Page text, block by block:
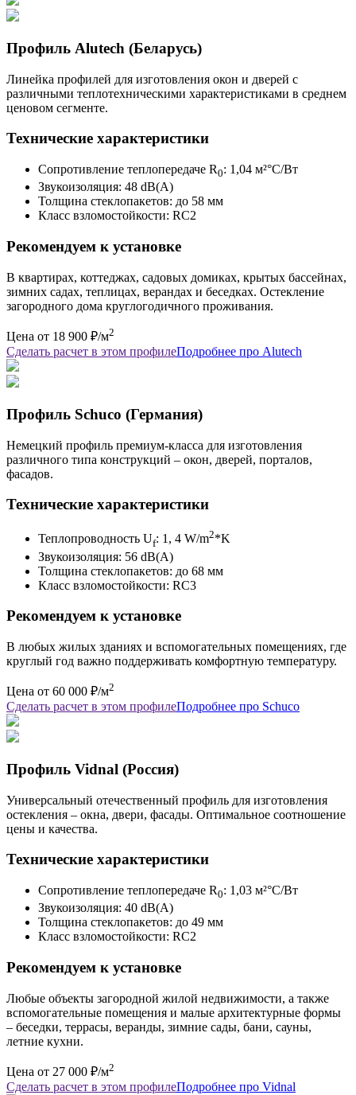
Профиль Alutech (Беларусь)
Линейка профилей для изготовления окон и дверей с
различными теплотехническими характеристиками в среднем
ценовом сегменте.
Технические характеристики
Сопротивление теплопередаче R0: 1,04 м²°С/Вт
Звукоизоляция: 48 dB(A)
Толщина стеклопакетов: до 58 мм
Класс взломостойкости: RC2
Рекомендуем к установке
В квартирах, коттеджах, садовых домиках, крытых бассейнах,
зимних садах, теплицах, верандах и беседках. Остекление
загородного дома круглогодичного проживания.
Цена от 18 900 ₽/м2
Сделать расчет в этом профилеПодробнее про Alutech
Профиль Schuco (Германия)
Немецкий профиль премиум-класса для изготовления
различного типа конструкций – окон, дверей, порталов,
фасадов.
Технические характеристики
Теплопроводность Uf: 1, 4 W/m2*K
Звукоизоляция: 56 dB(A)
Толщина стеклопакетов: до 68 мм
Класс взломостойкости: RC3
Рекомендуем к установке
В любых жилых зданиях и вспомогательных помещениях, где
круглый год важно поддерживать комфортную температуру.
Цена от 60 000 ₽/м2
Сделать расчет в этом профилеПодробнее про Schuco
Профиль Vidnal (Россия)
Универсальный отечественный профиль для изготовления
остекления – окна, двери, фасады. Оптимальное соотношение
цены и качества.
Технические характеристики
Сопротивление теплопередаче R0: 1,03 м²°С/Вт
Звукоизоляция: 40 dB(A)
Толщина стеклопакетов: до 49 мм
Класс взломостойкости: RC2
Рекомендуем к установке
Любые объекты загородной жилой недвижимости, а также
вспомогательные помещения и малые архитектурные формы
– беседки, террасы, веранды, зимние сады, бани, сауны,
летние кухни.
Цена от 27 000 ₽/м2
Сделать расчет в этом профилеПодробнее про Vidnal